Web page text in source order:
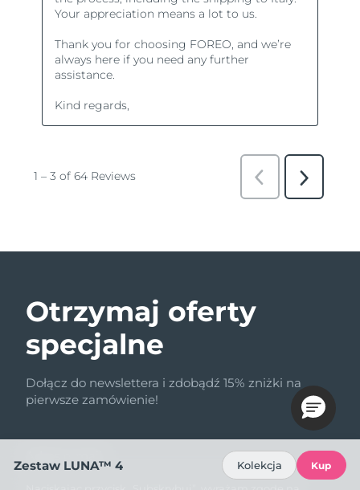
Otrzymaj oferty
specjalne
Dołącz do newslettera i zdobądź 15% zniżki na
pierwsze zamówienie!
Zestaw LUNA™ 4 Kolekcja Kup